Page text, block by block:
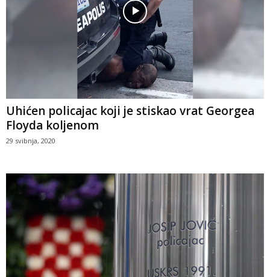
Uhićen policajac koji je stiskao vrat Georgea
Floyda koljenom
29 svibnja, 2020